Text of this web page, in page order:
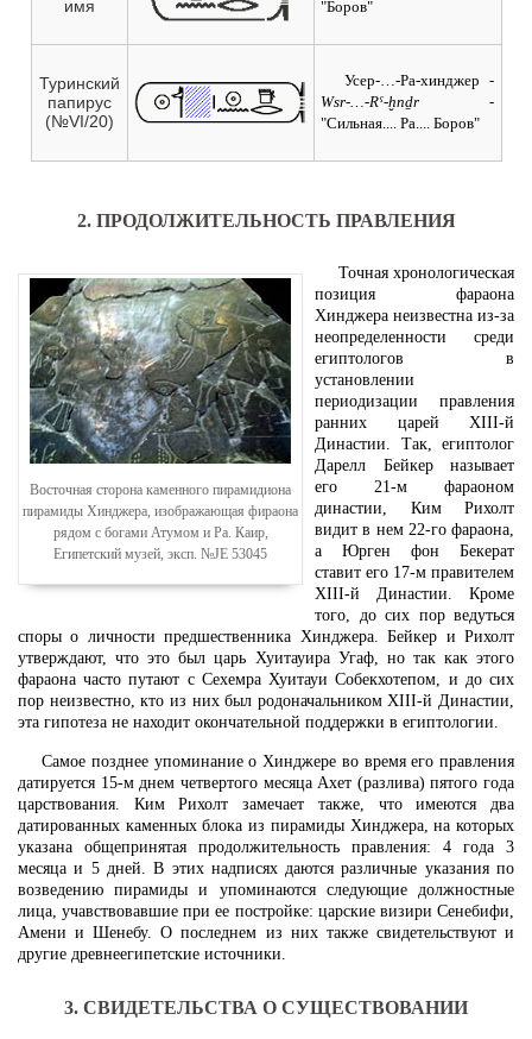
имя "Боров"
Туринский
папирус
(№VI/20)
Усер-…-Ра-хинджер -
Wsr-…-Rˁ-ḫnḏr -
"Сильная.... Ра.... Боров"
2. ПРОДОЛЖИТЕЛЬНОСТЬ ПРАВЛЕНИЯ
Восточная сторона каменного пирамидиона
пирамиды Хинджера, изображающая фираона
рядом с богами Атумом и Ра. Каир,
Египетский музей, эксп. №JE 53045
Точная хронологическая
позиция фараона
Хинджера неизвестна из-за
неопределенности среди
египтологов в
установлении
периодизации правления
ранних царей XIII-й
Династии. Так, египтолог
Дарелл Бейкер называет
его 21-м фараоном
династии, Ким Рихолт
видит в нем 22-го фараона,
а Юрген фон Бекерат
ставит его 17-м правителем
XIII-й Династии. Кроме
того, до сих пор ведуться
споры о личности предшественника Хинджера. Бейкер и Рихолт
утверждают, что это был царь Хуитауира Угаф, но так как этого
фараона часто путают с Сехемра Хуитауи Собекхотепом, и до сих
пор неизвестно, кто из них был родоначальником XIII-й Династии,
эта гипотеза не находит окончательной поддержки в египтологии.
Самое позднее упоминание о Хинджере во время его правления
датируется 15-м днем четвертого месяца Ахет (разлива) пятого года
царствования. Ким Рихолт замечает также, что имеются два
датированных каменных блока из пирамиды Хинджера, на которых
указана общепринятая продолжительность правления: 4 года 3
месяца и 5 дней. В этих надписях даются различные указания по
возведению пирамиды и упоминаются следующие должностные
лица, учавствовавшие при ее постройке: царские визири Сенебифи,
Амени и Шенебу. О последнем из них также свидетельствуют и
другие древнеегипетские источники.
3. СВИДЕТЕЛЬСТВА О СУЩЕСТВОВАНИИ